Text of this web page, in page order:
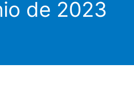
de 2023